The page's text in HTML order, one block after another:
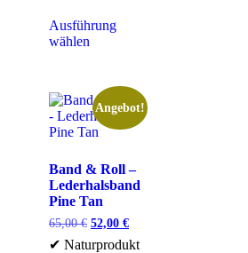
Ausführung
wählen
Angebot!
Band & Roll –
Lederhalsband
Pine Tan
65,00€ 52,00 €
✔ Naturprodukt